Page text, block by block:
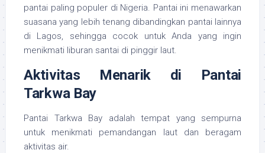
pantai paling populer di Nigeria. Pantai ini menawarkan
suasana yang lebih tenang dibandingkan pantai lainnya
di Lagos, sehingga cocok untuk Anda yang ingin
menikmati liburan santai di pinggir laut.
Aktivitas Menarik di Pantai
Tarkwa Bay
Pantai Tarkwa Bay adalah tempat yang sempurna
untuk menikmati pemandangan laut dan beragam
aktivitas air.